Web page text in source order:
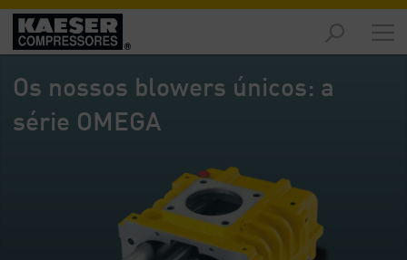
Produtos
Visão
geral
Os nossos blowers únicos: a
série OMEGA